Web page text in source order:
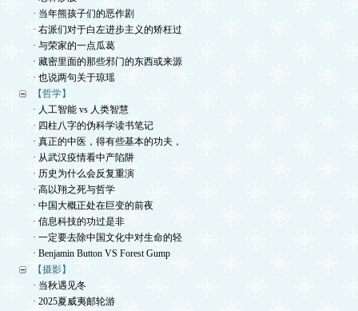
· 当年熊孩子们的恶作剧
· 右派们对于白左进步主义的矫枉过
· 与荣家的一点瓜葛
· 藏密里面的那些邪门的东西或来源
· 也说两句关于琼瑶
【哲学】
· 人工智能 vs 人类智慧
· 四柱八字的伪科学读书笔记
· 真正的中医，得有些基本的功夫，
· 从武汉疫情看中产陷阱
· 历史为什么会反复重演
· 高以翔之死与哲学
· 中国大概正处在巨变的前夜
· 信息科技的功过是非
· 一定要去除中国文化中对生命的轻
· Benjamin Button VS Forest Gump
【摄影】
· 当秋遇见冬
· 2025夏威夷邮轮游